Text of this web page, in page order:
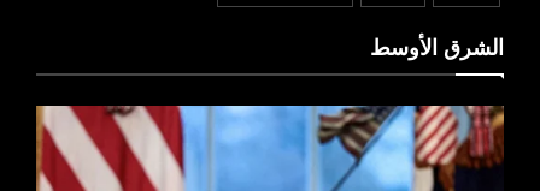
الشرق الأوسط